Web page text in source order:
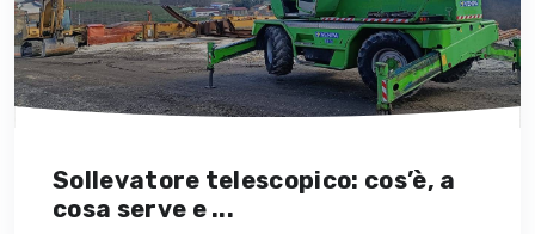
Sollevatore telescopico: cos’è, a
cosa serve e ...